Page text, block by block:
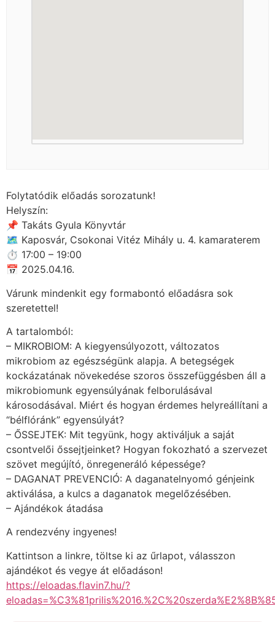
Folytatódik előadás sorozatunk!
Helyszín:
📌 Takáts Gyula Könyvtár
🗺 Kaposvár, Csokonai Vitéz Mihály u. 4. kamaraterem
⏱ 17:00 – 19:00
📅 2025.04.16.
Várunk mindenkit egy formabontó előadásra sok
szeretettel!
A tartalomból:
– MIKROBIOM: A kiegyensúlyozott, változatos
mikrobiom az egészségünk alapja. A betegségek
kockázatának növekedése szoros összefüggésben áll a
mikrobiomunk egyensúlyának felborulásával
károsodásával. Miért és hogyan érdemes helyreállítani a
“bélflóránk” egyensúlyát?
– ŐSSEJTEK: Mit tegyünk, hogy aktiváljuk a saját
csontvelői őssejtjeinket? Hogyan fokozható a szervezet
szövet megújító, önregeneráló képessége?
– DAGANAT PREVENCIÓ: A daganatelnyomó génjeink
aktiválása, a kulcs a daganatok megelőzésében.
– Ajándékok átadása
A rendezvény ingyenes!
Kattintson a linkre, töltse ki az űrlapot, válasszon
ajándékot és vegye át előadáson!
https://eloadas.flavin7.hu/?